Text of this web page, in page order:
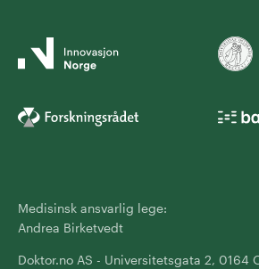
Medisinsk ansvarlig lege:
Andrea Birketvedt
Doktor.no AS - Universitetsgata 2, 0164